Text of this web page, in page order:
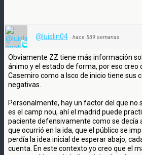
@luislin04 · hace 539 semanas
Obviamente ZZ tiene más información
ánimo y el estado de forma, por eso creo
Casemiro como a Isco de inicio tiene sus
negativas.
Personalmente, hay un factor del que no
es el camp nou, ahí el madrid puede
paciente defensivamente como se decía
que ocurrió en la ida, que el público se
perdía la idea inicial de esperar abajo,
cuenta. En este contexto yo creo que el